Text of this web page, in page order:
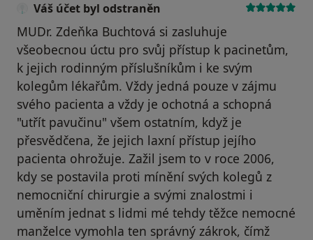
Váš účet byl odstraněn
MUDr. Zdeňka Buchtová si zasluhuje
všeobecnou úctu pro svůj přístup k pacinetům,
k jejich rodinným příslušníkům i ke svým
kolegům lékařům. Vždy jedná pouze v zájmu
svého pacienta a vždy je ochotná a schopná
"utřít pavučinu" všem ostatním, když je
přesvědčena, že jejich laxní přístup jejího
pacienta ohrožuje. Zažil jsem to v roce 2006,
kdy se postavila proti mínění svých kolegů z
nemocniční chirurgie a svými znalostmi i
uměním jednat s lidmi mé tehdy těžce nemocné
manželce vymohla ten správný zákrok, čímž